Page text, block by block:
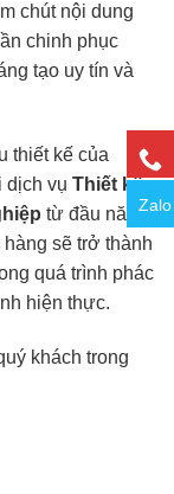
chút nội dung
chinh phục
tạo uy tín và
thiết kế của
dịch vụ Thiết kế
từ đầu năm
sẽ trở thành
quá trình phác
hiện thực.
khách trong
Zalo